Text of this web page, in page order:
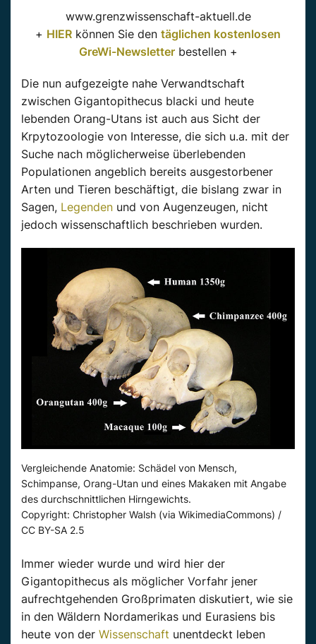
www.grenzwissenschaft-aktuell.de
+ HIER können Sie den täglichen kostenlosen
GreWi-Newsletterbestellen +
Die nun aufgezeigte nahe Verwandtschaft
zwischen Gigantopithecus blacki und heute
lebenden Orang-Utans ist auch aus Sicht der
Krpytozoologie von Interesse, die sich u.a. mit der
Suche nach möglicherweise überlebenden
Populationen angeblich bereits ausgestorbener
Arten und Tieren beschäftigt, die bislang zwar in
Sagen, Legenden und von Augenzeugen, nicht
jedoch wissenschaftlich beschrieben wurden.
Vergleichende Anatomie: Schädel von Mensch,
Schimpanse, Orang-Utan und eines Makaken mit Angabe
des durchschnittlichen Hirngewichts.
Copyright: Christopher Walsh (via WikimediaCommons) /
CC BY-SA 2.5
Immer wieder wurde und wird hier der
Gigantopithecus als möglicher Vorfahr jener
aufrechtgehenden Großprimaten diskutiert, wie sie
in den Wäldern Nordamerikas und Eurasiens bis
heute von der Wissenschaft unentdeckt leben